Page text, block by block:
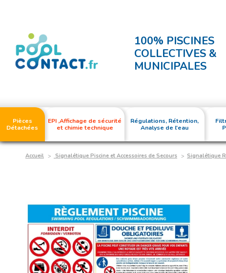
100% PISCINES
COLLECTIVES &
MUNICIPALES
Pièces
Détachées
EPI ,Affichage de sécurité
et chimie technique
Régulations, Rétention,
Analyse de l'eau
Accueil Signalétique Piscine et Accessoires de Secours Signalétique